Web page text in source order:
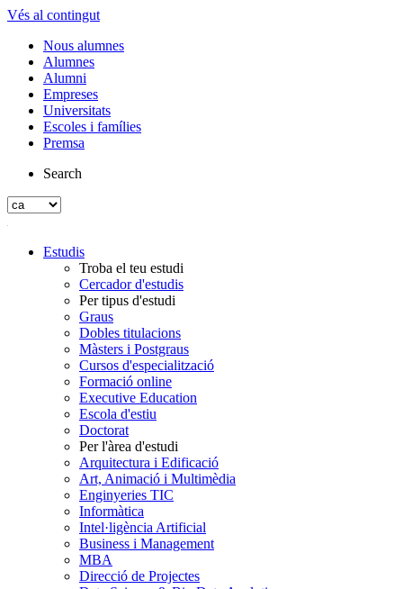
Vés al contingut
Nous alumnes
Alumnes
Alumni
Empreses
Universitats
Escoles i famílies
Premsa
Search
Estudis
Troba el teu estudi
Cercador d'estudis
Per tipus d'estudi
Graus
Dobles titulacions
Màsters i Postgraus
Cursos d'especialització
Formació online
Executive Education
Escola d'estiu
Doctorat
Per l'àrea d'estudi
Arquitectura i Edificació
Art, Animació i Multimèdia
Enginyeries TIC
Informàtica
Intel·ligència Artificial
Business i Management
MBA
Direcció de Projectes